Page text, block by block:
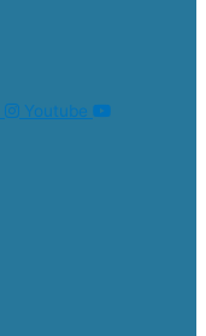
Youtube